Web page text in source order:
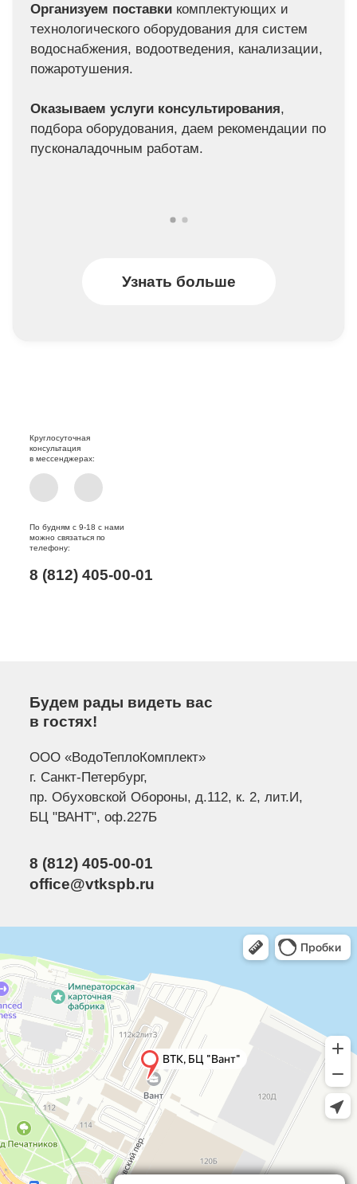
Организуем поставки комплектующих и
технологического оборудования для систем
водоснабжения, водоотведения, канализации,
пожаротушения.
Оказываем услуги консультирования,
подбора оборудования, даем рекомендации по
пусконаладочным работам.
Узнать больше
Круглосуточная
консультация
в мессенджерах:
По будням с 9-18 с нами
можно связаться по
телефону:
8 (812) 405-00-01
Будем рады видеть вас
в гостях!
ООО «ВодоТеплоКомплект»
г. Санкт-Петербург,
пр. Обуховской Обороны, д.112, к. 2, лит.И,
БЦ "ВАНТ", оф.227Б
8 (812) 405-00-01
office@vtkspb.ru